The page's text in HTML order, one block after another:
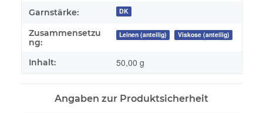
Garnstärke: DK
Zusammensetzu
ng:
Leinen (anteilig) Viskose (anteilig)
Inhalt: 50,00 g
Angaben zur Produktsicherheit